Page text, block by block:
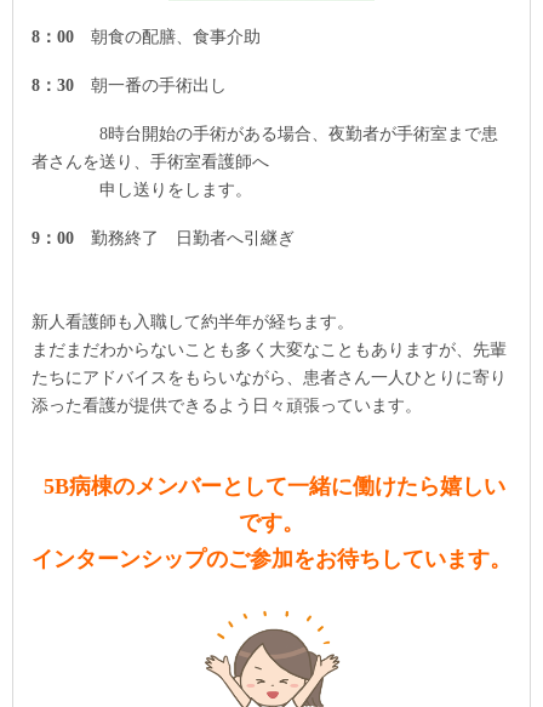
8 ： 00 朝食の配膳、食事介助
8 ： 30 朝一番の手術出し
8時台開始の手術がある場合、夜勤者が手術室まで患
者さんを送り、 手術室看護師へ
申し送りをします。
9 ： 00 勤務終了 日勤者へ引継ぎ
新人看護師も入職して約半年が経ちます。
まだまだわからないことも多く大変なこともありますが、先輩
たちにアドバイスをもらいながら、患者さん一人ひとりに寄り
添った看護が提供できるよう日々頑張っています。
5B病棟のメンバーとして一緒に働けたら嬉しい
です。
インターンシップのご参加をお待ちしています。